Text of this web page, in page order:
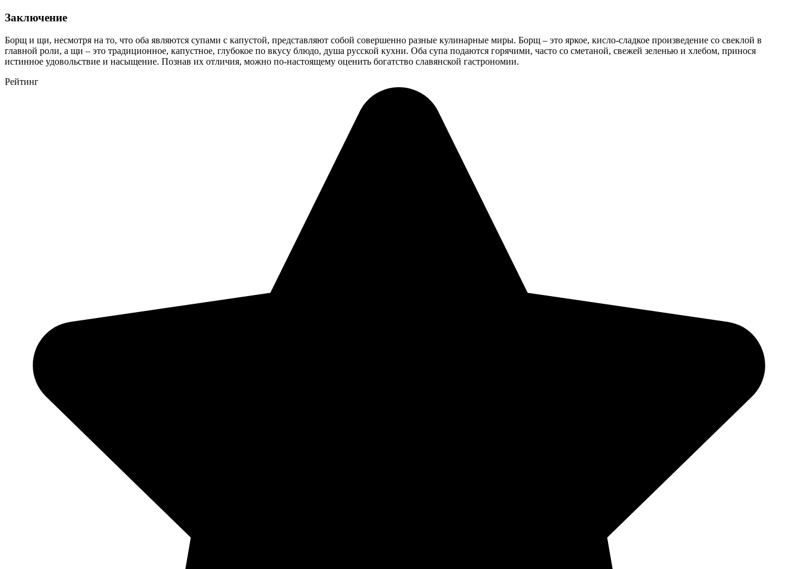
Заключение
Борщ и щи, несмотря на то, что оба являются супами с капустой, представляют собой совершенно разные кулинарные миры. Борщ – это яркое, кисло-сладкое произведение со свеклой в
главной роли, а щи – это традиционное, капустное, глубокое по вкусу блюдо, душа русской кухни. Оба супа подаются горячими, часто со сметаной, свежей зеленью и хлебом, принося
истинное удовольствие и насыщение. Познав их отличия, можно по-настоящему оценить богатство славянской гастрономии.
Рейтинг